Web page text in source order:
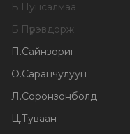
Б.Пунсалмаа
Б.Пүрэвдорж
П.Сайнзориг
О.Саранчулуун
Л.Соронзонболд
Ц.Туваан